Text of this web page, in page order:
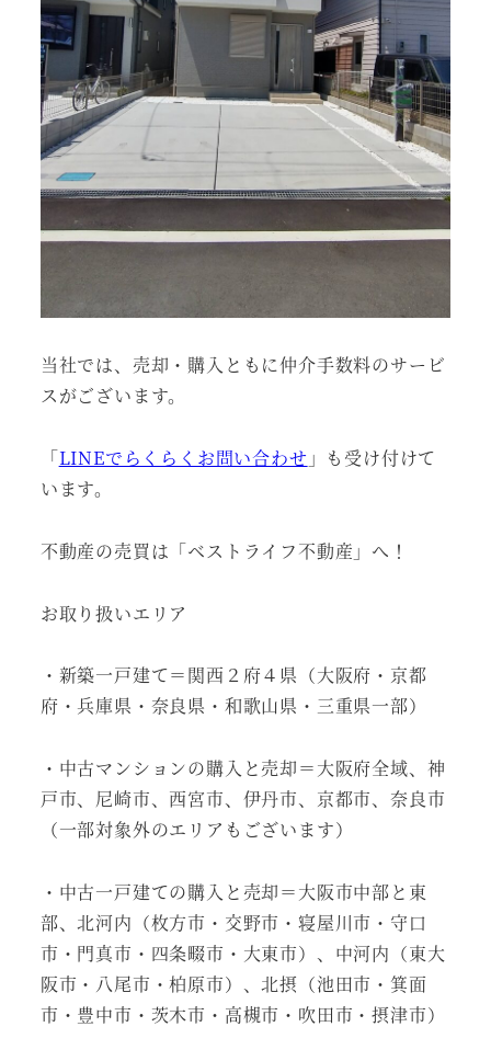
当社では、売却・購入ともに仲介手数料のサービ
スがございます。
「LINEでらくらくお問い合わせ 」も受け付けて
います。
不動産の売買は「ベストライフ不動産」へ！
お取り扱いエリア
・新築一戸建て＝関西２府４県（大阪府・京都
府・兵庫県・奈良県・和歌山県・三重県一部）
・中古マンションの購入と売却＝大阪府全域、神
戸市、尼崎市、西宮市、伊丹市、京都市、奈良市
（一部対象外のエリアもございます）
・中古一戸建ての購入と売却＝大阪市中部と東
部、北河内（枚方市・交野市・寝屋川市・守口
市・門真市・四条畷市・大東市）、中河内（東大
阪市・八尾市・柏原市）、北摂（池田市・箕面
市・豊中市・茨木市・高槻市・吹田市・摂津市）